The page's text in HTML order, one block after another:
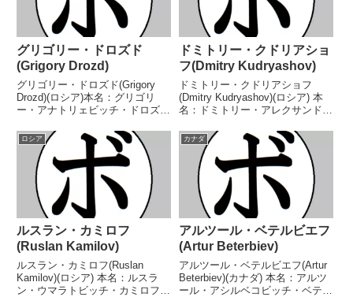
グリゴリー・ドロズド
(Grigory Drozd)
グリゴリー・ドロズド(Grigory
Drozd)(ロシア)本名：グリゴリ
ー・アナトリェビッチ・ドロズド
ロシア戦績：41戦40勝(28KO)1敗
【獲得タイトル】ウラル&シベリ
アクルーザー級王座ロシアクル
ー...
ドミトリー・クドリアショ
フ(Dmitry Kudryashov)
ドミトリー・クドリアショフ
(Dmitry Kudryashov)(ロシア) 本
名：ドミトリー・アレクサンドロ
日：1985年10月26日国籍：ロシ
ア戦績：32戦26勝(25KO)6
敗 【獲得タイトル】CISBBス
ロ...
ロシア
ルスラン・カミロフ
(Ruslan Kamilov)
ルスラン・カミロフ(Ruslan
Kamilov)(ロシア) 本名：ルスラ
ン・ウマラトビッチ・カミロフ生
カナダ
アルツール・ベテルビエフ
(Artur Beterbiev)
アルツール・ベテルビエフ(Artur
Beterbiev)(カナダ) 本名：アルツ
ール・アシルベコビッチ・ベテル